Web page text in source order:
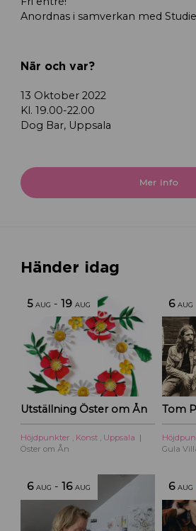
Anordnas i samverkan med
När och var?
13 Oktober 2022
Kl. 19.00-22.00
Dog Bar, Uppsala
Mer info
Händer idag
5 AUG -19 AUG
Utställning Öster om Ån
Höjdpunkter Konst
Uppsala
Öster om Ån
6 AUG
Gula
6 AUG -16 AUG 6 AUG